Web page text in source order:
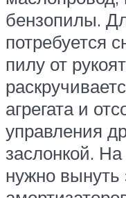
бензопилы.
потребуется
пилу от
агрегата и
управления
заслонкой.
нужно вынуть